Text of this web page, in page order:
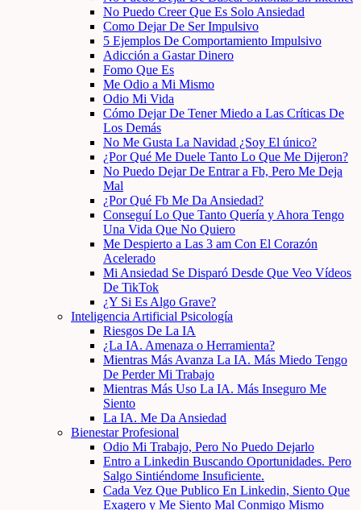
No Puedo Creer Que Es Solo Ansiedad
Como Dejar De Ser Impulsivo
5 Ejemplos De Comportamiento Impulsivo
Adicción a Gastar Dinero
Fomo Que Es
Me Odio a Mi Mismo
Odio Mi Vida
Cómo Dejar De Tener Miedo a Las Críticas De
Los Demás
No Me Gusta La Navidad ¿Soy El único?
¿Por Qué Me Duele Tanto Lo Que Me Dijeron?
No Puedo Dejar De Entrar a Fb, Pero Me Deja
Mal
¿Por Qué Fb Me Da Ansiedad?
Conseguí Lo Que Tanto Quería y Ahora Tengo
Una Vida Que No Quiero
Me Despierto a Las 3 am Con El Corazón
Acelerado
Mi Ansiedad Se Disparó Desde Que Veo Vídeos
De TikTok
¿Y Si Es Algo Grave?
Inteligencia Artificial Psicología
Riesgos De La IA
¿La IA. Amenaza o Herramienta?
Mientras Más Avanza La IA. Más Miedo Tengo
De Perder Mi Trabajo
Mientras Más Uso La IA. Más Inseguro Me
Siento
La IA. Me Da Ansiedad
Bienestar Profesional
Odio Mi Trabajo, Pero No Puedo Dejarlo
Entro a Linkedin Buscando Oportunidades. Pero
Salgo Sintiéndome Insuficiente.
Cada Vez Que Publico En Linkedin, Siento Que
Exagero y Me Siento Mal Conmigo Mismo